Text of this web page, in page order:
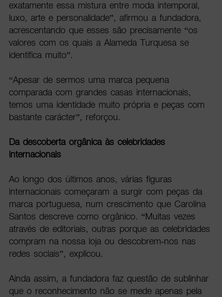
exatamente essa mistura entre moda intemporal,
luxo, arte e personalidade”, afirmou a fundadora,
acrescentando que esses são precisamente “os
valores com os quais a Alameda Turquesa se
identifica muito”.
“Apesar de sermos uma marca pequena
comparada com grandes casas internacionais,
temos uma identidade muito própria e peças com
bastante carácter”, reforçou.
Da descoberta orgânica às celebridades
internacionais
Ao longo dos últimos anos, várias figuras
internacionais começaram a surgir com peças da
marca portuguesa, num crescimento que Carolina
Santos descreve como orgânico. “Muitas vezes
através de editoriais, outras porque as celebridades
compram na nossa loja ou descobrem-nos nas
redes sociais”, explicou.
Ainda assim, a fundadora faz questão de sublinhar
que o reconhecimento não se mede apenas pela